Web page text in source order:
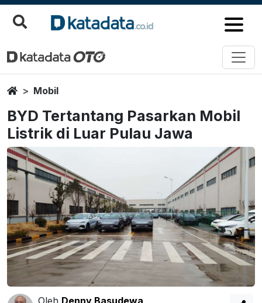
HomeMobil
BYD Tertantang Pasarkan Mobil
Listrik di Luar Pulau Jawa
Oleh Denny Basudewa